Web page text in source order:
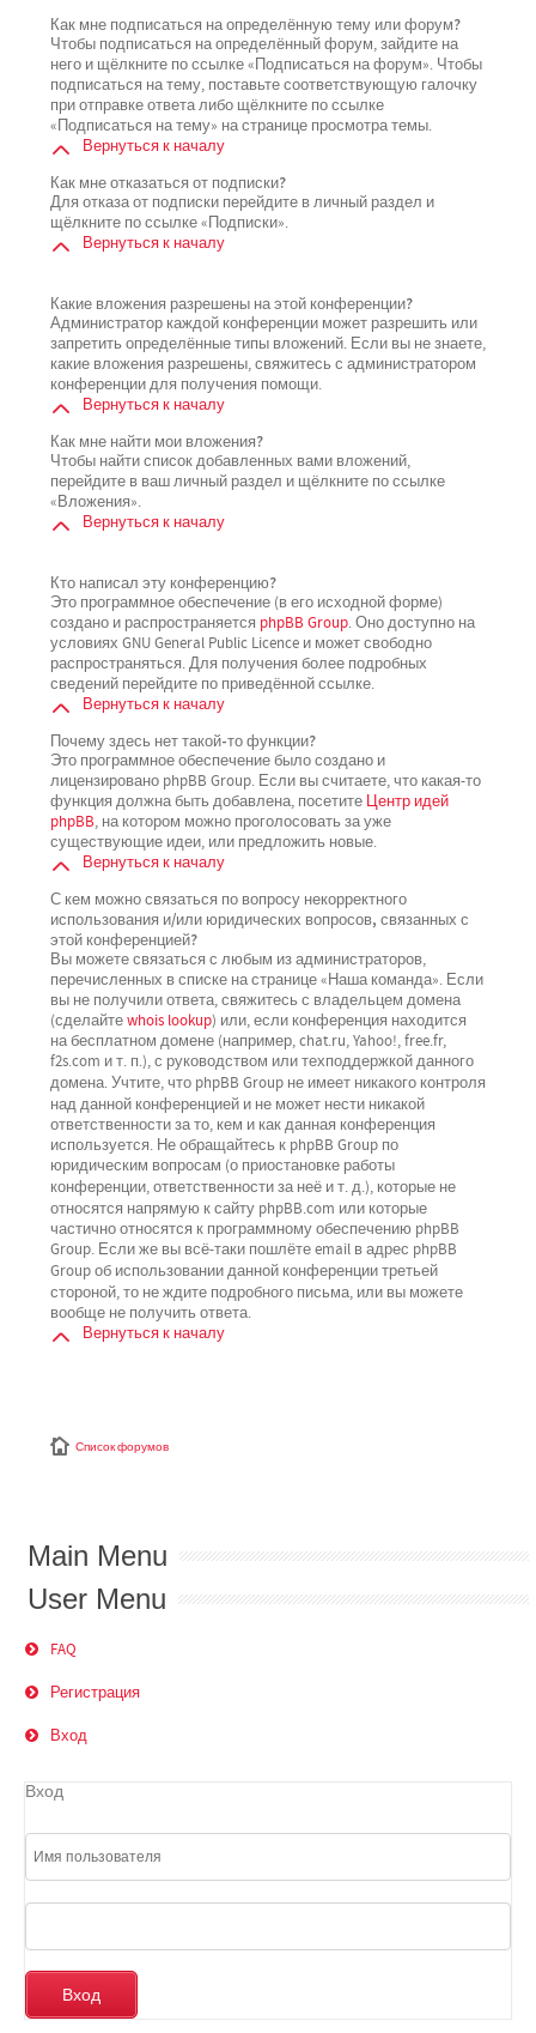
Как мне подписаться на определённую тему или форум?
Чтобы подписаться на определённый форум, зайдите на
него и щёлкните по ссылке «Подписаться на форум». Чтобы
подписаться на тему, поставьте соответствующую галочку
при отправке ответа либо щёлкните по ссылке
«Подписаться на тему» на странице просмотра темы.
Вернуться к началу
Как мне отказаться от подписки?
Для отказа от подписки перейдите в личный раздел и
щёлкните по ссылке «Подписки».
Вернуться к началу
Какие вложения разрешены на этой конференции?
Администратор каждой конференции может разрешить или
запретить определённые типы вложений. Если вы не знаете,
какие вложения разрешены, свяжитесь с администратором
конференции для получения помощи.
Вернуться к началу
Как мне найти мои вложения?
Чтобы найти список добавленных вами вложений,
перейдите в ваш личный раздел и щёлкните по ссылке
«Вложения».
Вернуться к началу
Кто написал эту конференцию?
Это программное обеспечение (в его исходной форме)
создано и распространяется phpBB Group. Оно доступно на
условиях GNU General Public Licence и может свободно
распространяться. Для получения более подробных
сведений перейдите по приведённой ссылке.
Вернуться к началу
Почему здесь нет такой-то функции?
Это программное обеспечение было создано и
лицензировано phpBB Group. Если вы считаете, что какая-то
функция должна быть добавлена, посетите Центр идей
phpBB, на котором можно проголосовать за уже
существующие идеи, или предложить новые.
Вернуться к началу
С кем можно связаться по вопросу некорректного
использования и/или юридических вопросов, связанных с
этой конференцией?
Вы можете связаться с любым из администраторов,
перечисленных в списке на странице «Наша команда». Если
вы не получили ответа, свяжитесь с владельцем домена
(сделайтеwhois lookup) или, если конференция находится
на бесплатном домене (например, chat.ru, Yahoo!, free.fr,
f2s.com и т. п.), с руководством или техподдержкой данного
домена. Учтите, что phpBB Group не имеет никакого контроля
над данной конференциейи не может нести никакой
ответственности за то, кем и как данная конференция
используется. Не обращайтесь к phpBB Group по
юридическим вопросам (о приостановке работы
конференции, ответственности за неё и т. д.), которые не
относятся напрямуюк сайту phpBB.com или которые
частично относятся к программному обеспечению phpBB
Group. Если же вы всё-таки пошлёте email в адрес phpBB
Group об использовании данной конференциитретьей
стороной, то не ждите подробного письма, или вы можете
вообще не получить ответа.
Вернуться к началу
Список форумов
Main Menu
User Menu
FAQ
Регистрация
Вход
Вход